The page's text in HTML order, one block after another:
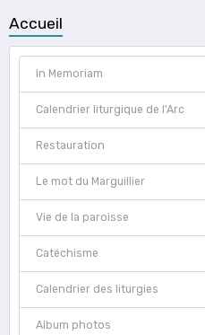
Accueil
In Memoriam
Calendrier liturgique de l'Arc
Restauration
Le mot du Marguillier
Vie de la paroisse
Catéchisme
Calendrier des liturgies
Album photos